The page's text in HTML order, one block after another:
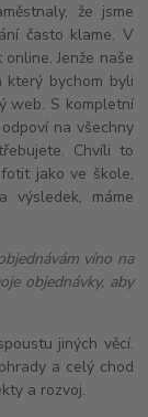
že jsme
často klame. V
Jenže naše
bychom byli
web. S kompletní
na všechny
Chvíli to
jako ve škole,
máme
víno na
objednávky, aby
jiných věcí.
a celý chod
a rozvoj.